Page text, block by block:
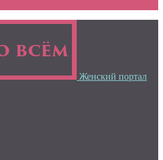
Женский портал